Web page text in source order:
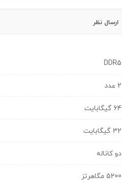
ارسال نظر
DDR5
2 عدد
64 گیگابایت
32 گیگابایت
دو کاناله
5200 مگاهرتز